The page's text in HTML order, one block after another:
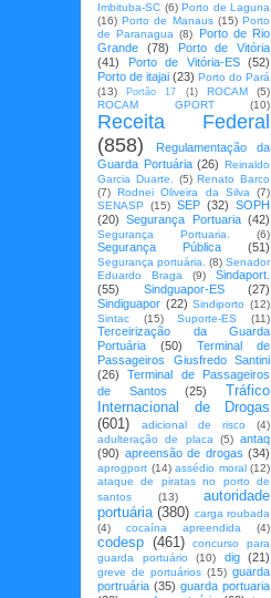
Imbituba-SC (6) Porto de Laguna
(16) Porto de Manaus (15) Porto
de Paranagua (8)
Porto de Rio
Grande
(78)
Porto de Vitória
(41)
Porto de Vitória-ES
(52)
Porto de itajai (23) Porto do Pará
(13)
Portão 17 (1) ROCAM
(5)
ROCAM GPORT
(10)
Receita Federal
(858)
Regulamentação da
Guarda Portuária (26) Reinaldo
Garcia Duarte.
(5) Renato Barco
(7) Rodnei Oliveira da Silva
(7)
SENASP
(15) SEP (32) SOPH
(20)
Segurança Portuaria (42)
Segurança Portuaria. (6)
Segurança Pública (51)
Segurança portuária. (8) Senador
Eduardo Braga
(9)
Sindaport.
(55)
Sindguapor-ES
(27)
Sindiguapor (22) Sindiporto (12)
Sintac
(15) Suporte-ES (11)
Terceirização da Guarda
Portuária
(50)
Terminal de
Passageiros Giusfredo Santini
(26)
Terminal de Passageiros
de Santos
(25)
Tráfico
Internacional de Drogas
(601)
adicional de risco
(4)
adulteração de placa
(5) antaq
(90) apreensão de drogas (34)
aprogport (14) assédio moral (12)
ataque de piratas no porto de
santos
(13)
autoridade
portuária (380) carga roubada
(4)
cocaína apreendida (4)
codesp (461)
concurso para
guarda portuário
(10) dig (21)
greve de portuários (15) guarda
portruária (35) guarda portuaria